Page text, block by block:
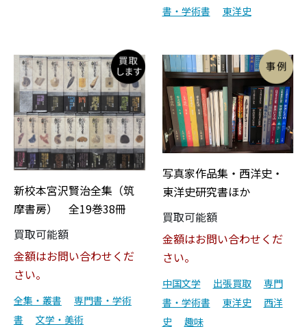
書・学術書
東洋史
新校本宮沢賢治全集（筑
摩書房） 全19巻38冊
買取可能額
金額はお問い合わせくだ
さい。
全集・叢書
専門書・学術
書
文学・美術
写真家作品集・西洋史・
東洋史研究書ほか
買取可能額
金額はお問い合わせくだ
さい。
中国文学 出張買取
専門
書・学術書
東洋史
西洋
史
趣味